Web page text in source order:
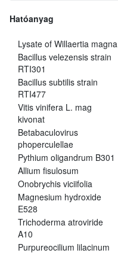
Hatóanyag
Lysate of Willaertia magna
Bacillus velezensis strain
RTI301
Bacillus subtilis strain
RTI477
Vitis vinifera L. mag
kivonat
Betabaculovirus
phoperculellae
Pythium oligandrum B301
Allium fisulosum
Onobrychis viciifolia
Magnesium hydroxide
E528
Trichoderma atroviride
A10
Purpureocilium lilacinum